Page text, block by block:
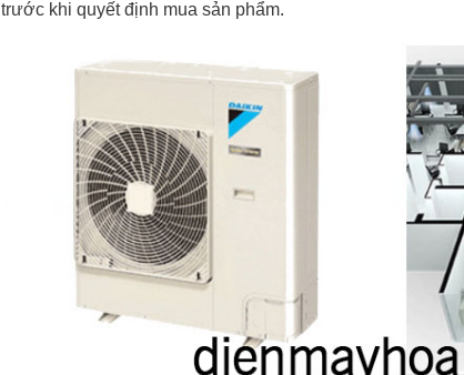
trước khi quyết định mua sản phẩm.